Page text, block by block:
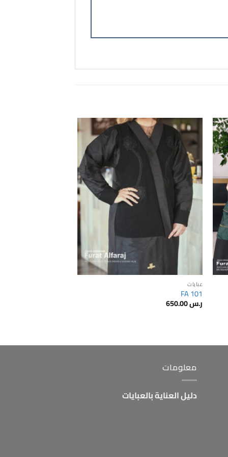
Add
Add to
wishlist
عبايات
FA 101
ر.س650.00
معلومات
دليل العناية بالعبايات